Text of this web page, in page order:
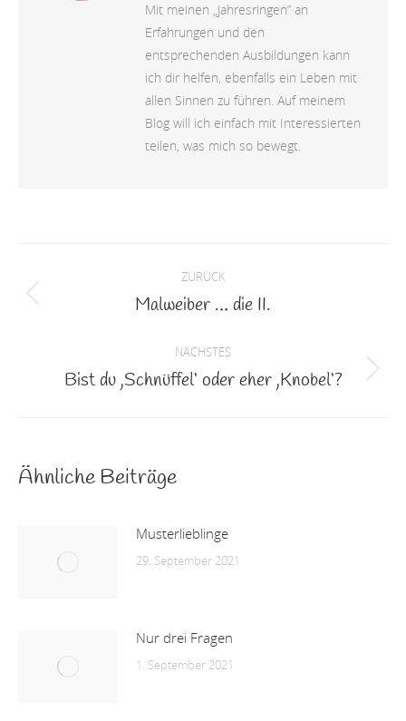
Mit meinen „Jahresringen” an
Erfahrungen und den
entsprechenden Ausbildungen kann
ich dir helfen, ebenfalls ein Leben mit
allen Sinnen zu führen. Auf meinem
Blog will ich einfach mit Interessierten
teilen, was mich so bewegt.
Kommentarnavigation
ZURÜCK
Vorheriger
Malweiber … die II.
NÄCHSTES
Nächster
Bist du ‚Schnüffel‘ oder eher ‚Knobel‘?
Ähnliche Beiträge
Musterlieblinge
29. September 2021
Nur drei Fragen
1. September 2021